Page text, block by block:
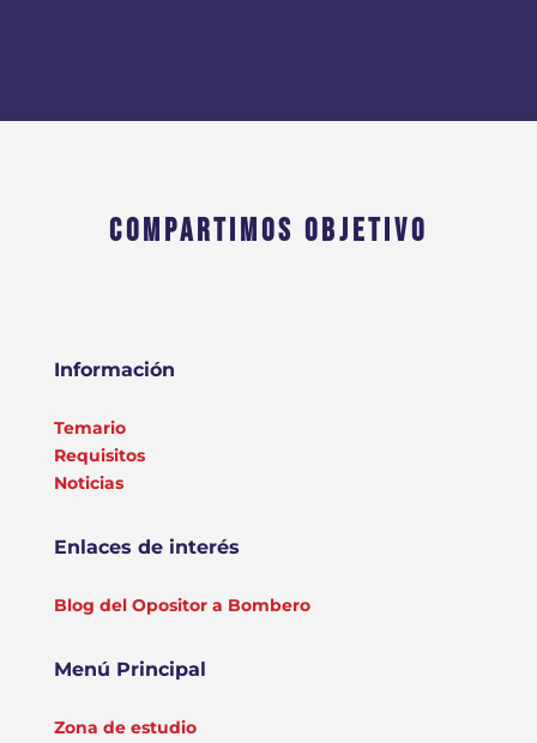
COMPARTIMOS OBJETIVO
Información
Temario
Requisitos
Noticias
Enlaces de interés
Blog del Opositor a Bombero
Menú Principal
Zona de estudio